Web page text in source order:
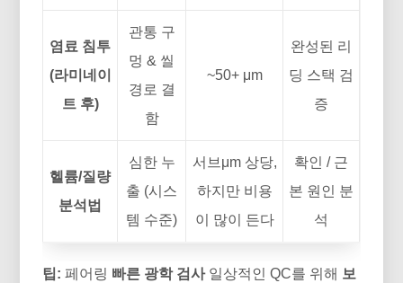
염료 침투
(라미네이
트 후)
관통 구
멍 & 씰
경로 결
함
~50+ μm
완성된 리
딩 스택 검
증
헬륨/질량
분석법
심한 누
출 (시스
템 수준)
서브μm 상당,
하지만 비용
이 많이 든다
확인 / 근
본 원인 분
석
팁: 페어링 빠른 광학 검사일상적인 QC를 위해 보